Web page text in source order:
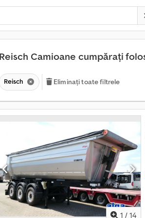
Reisch Camioane cumpărați
Reisch Eliminați toate filtrele
1 / 14